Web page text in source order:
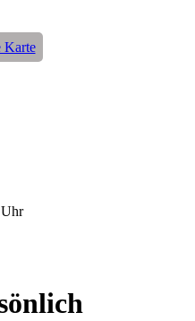
Karte